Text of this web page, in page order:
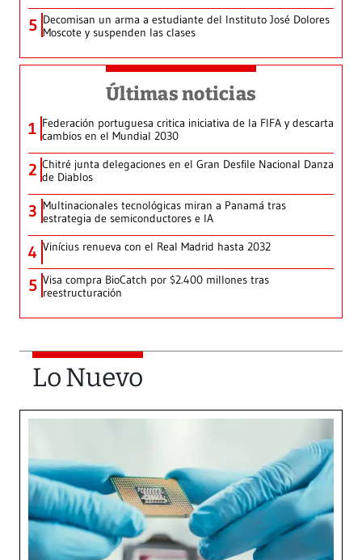
5 Decomisan un arma a estudiante del Instituto José Dolores
Moscote y suspenden las clases
Últimas noticias
1 Federación portuguesa critica iniciativa de la FIFA y descarta
cambios en el Mundial 2030
2 Chitré junta delegaciones en el Gran Desfile Nacional Danza
de Diablos
3 Multinacionales tecnológicas miran a Panamá tras
estrategia de semiconductores e IA
4 Vinícius renueva con el Real Madrid hasta 2032
5 Visa compra BioCatch por $2.400 millones tras
reestructuración
Lo Nuevo